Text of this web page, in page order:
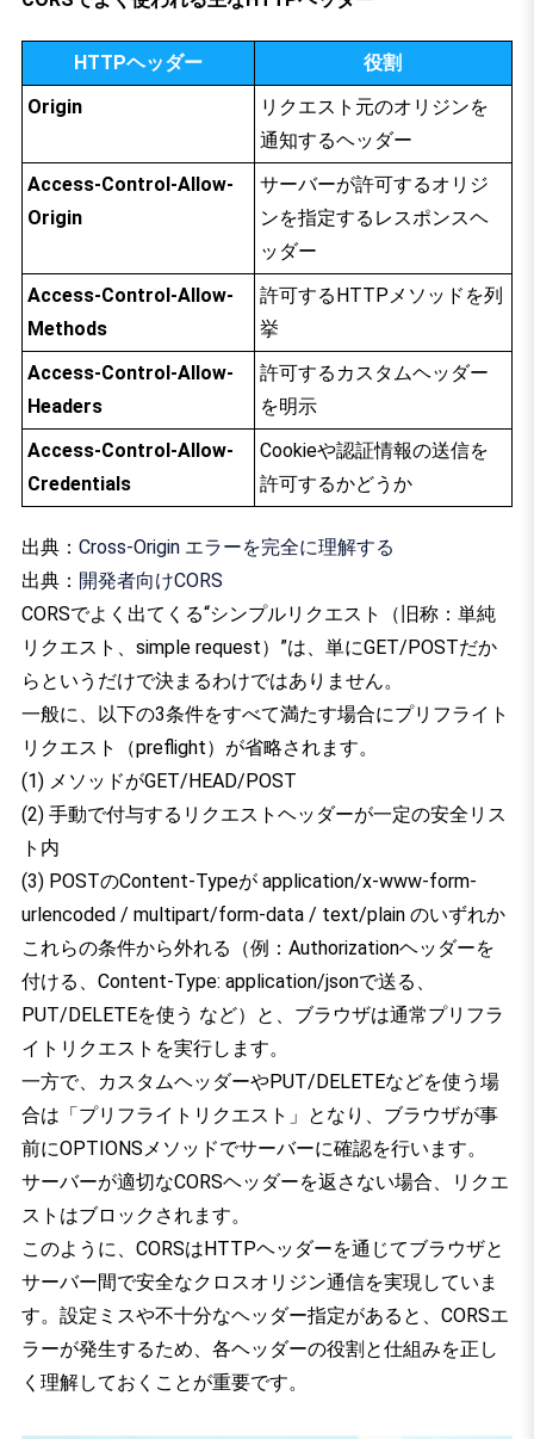
HTTPヘッダー
役割
Origin
リクエスト元のオリジンを
通知するヘッダー
Access-Control-Allow-
Origin
サーバーが許可するオリジ
ンを指定するレスポンスヘ
ッダー
Access-Control-Allow-
Methods
許可するHTTPメソッドを列
挙
Access-Control-Allow-
Headers
許可するカスタムヘッダー
を明示
Access-Control-Allow-
Credentials
Cookieや認証情報の送信を
許可するかどうか
出典： Cross-Origin エラーを完全に理解する
出典： 開発者向けCORS
CORSでよく出てくる“シンプルリクエスト（旧称：単純
リクエスト、simple request）”は、単にGET/POSTだか
らというだけで決まるわけではありません。
一般に、以下の3条件をすべて満たす場合にプリフライト
リクエスト（preflight）が省略されます。
(1) メソッドがGET/HEAD/POST
(2) 手動で付与するリクエストヘッダーが一定の安全リス
ト内
(3) POSTのContent-Typeが application/x-www-form-
urlencoded / multipart/form-data / text/plain のいずれか
これらの条件から外れる（例：Authorizationヘッダーを
付ける、Content-Type: application/jsonで送る、
PUT/DELETEを使う など）と、ブラウザは通常プリフラ
イトリクエストを実行します。
一方で、カスタムヘッダーやPUT/DELETEなどを使う場
合は「プリフライトリクエスト」となり、ブラウザが事
前にOPTIONSメソッドでサーバーに確認を行います。
サーバーが適切なCORSヘッダーを返さない場合、リクエ
ストはブロックされます。
このように、CORSはHTTPヘッダーを通じてブラウザと
サーバー間で安全なクロスオリジン通信を実現していま
す。設定ミスや不十分なヘッダー指定があると、CORSエ
ラーが発生するため、各ヘッダーの役割と仕組みを正し
く理解しておくことが重要です。